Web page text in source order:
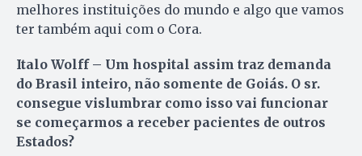
melhores instituições do mundo e algo que vamos
ter também aqui com o Cora.
Italo Wolff – Um hospital assim traz demanda
do Brasil inteiro, não somente de Goiás. O sr.
consegue vislumbrar como isso vai funcionar
se começarmos a receber pacientes de outros
Estados?